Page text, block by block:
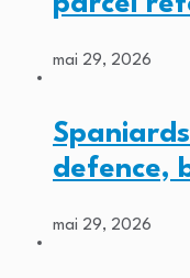
mai 29, 2026
defence,
mai 29, 2026